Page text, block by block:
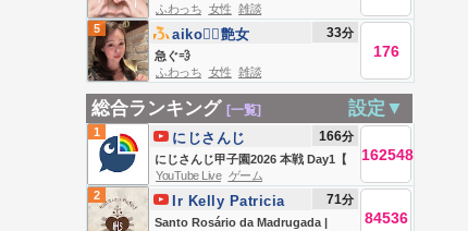
ふわっち 女性 雑談
5
急ぐ💨
aiko❤️‍🔥艶女 33分
176
ふわっち 女性 雑談
総合ランキング [一覧] 設定▼
1
にじさんじ甲子園2026 本戦 Day1【
#にじ甲2026_Day1 】
にじさんじ 166分
162548
YouTube Live ゲーム
2
Santo Rosário da Madrugada |
Ir Kelly Patricia
OFICIAL / Instituto
71分
84536